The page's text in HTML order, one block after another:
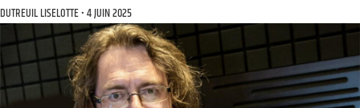
DUTREUIL LISELOTTE 4 JUIN 2025